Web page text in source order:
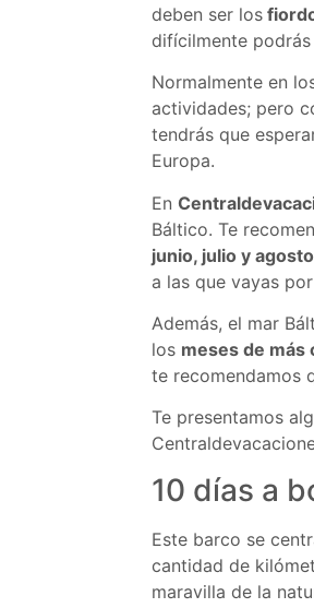
deben ser los
difícilmente
Normalmente en
actividades; pero
tendrás que
Europa.
En
Báltico. Te
junio, julio y agosto
a las que vayas
Además, el mar
los meses de más
te recomendamos
Te presentamos
10 días a
Este barco se
cantidad de
maravilla de la